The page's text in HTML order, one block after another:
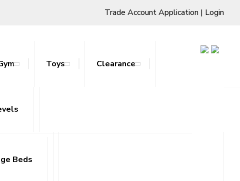
Trade Account Application | Login
Units & Stands
Beds
Toys Clearance